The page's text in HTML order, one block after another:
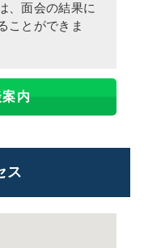
、面会の結果に
ことができま
内
ス